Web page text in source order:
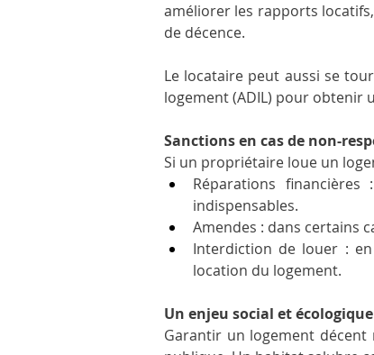
améliorer les rapports
de décence.
Le locataire peut aussi se
logement (ADIL) pour obtenir
Sanctions en cas de non-
Si un propriétaire loue un
Réparations
indispensables.
Amendes : dans certains
Interdiction de louer :
location du logement.
Un enjeu social et écologique
Garantir un logement décent